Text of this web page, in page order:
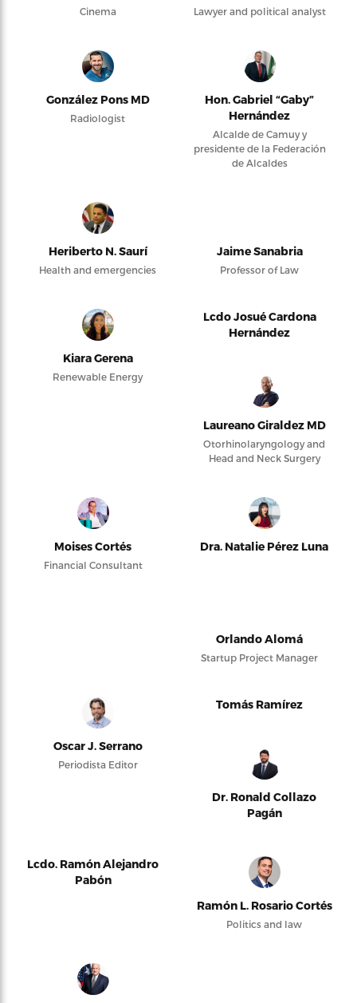
Cinema Lawyer and political analyst
González Pons MD
Radiologist
Hon. Gabriel “Gaby”
Hernández
Alcalde de Camuy y
presidente de la Federación
de Alcaldes
Heriberto N. Saurí
Health and emergencies
Jaime Sanabria
Professor of Law
Kiara Gerena
Renewable Energy
Lcdo Josué Cardona
Hernández
Laureano Giraldez MD
Otorhinolaryngology and
Head and Neck Surgery
Moises Cortés
Financial Consultant
Dra. Natalie Pérez Luna
Orlando Alomá
Startup Project Manager
Oscar J. Serrano
Periodista Editor
Tomás Ramírez
Dr. Ronald Collazo
Pagán
Lcdo. Ramón Alejandro
Pabón
Ramón L. Rosario Cortés
Politics and law